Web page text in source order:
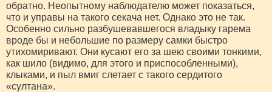
обратно. Неопытному наблюдателю может показаться,
что и управы на такого секача нет. Однако это не так.
Особен­но сильно разбушевавшегося владыку гарема
вроде бы и не­большие по размеру самки бы­стро
утихомиривают. Они куса­ют его за шею своими тонкими,
как шило (видимо, для этого и приспособленными),
клыками, и пыл вмиг слетает с такого сер­дитого
«султана».